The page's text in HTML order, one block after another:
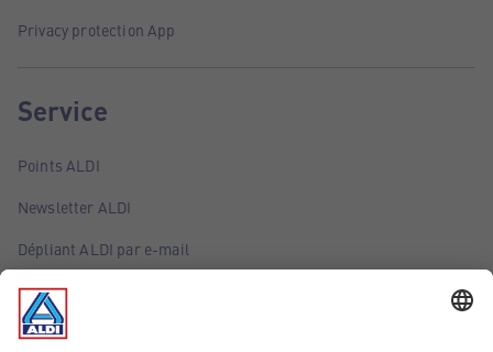
Privacy protection App
Service
Points ALDI
Newsletter ALDI
Dépliant ALDI par e-mail
Offres
Infos essentielles